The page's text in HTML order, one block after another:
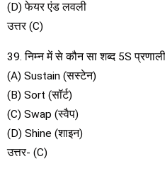
(D) फेयर एंड लवली
उत्तर (C)
39. निम्न में से कौन सा शब्द 5S
(A) Sustain (सस्टेन)
(B) Sort (सॉर्ट)
(C) Swap (स्वैप)
(D) Shine (शाइन)
उत्तर- (C)